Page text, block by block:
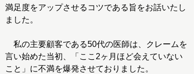
満足度をアップさせるコツである旨をお話いたし
ました。
私の主要顧客である50代の医師は、クレームを
言い始めた当初、「ここ2ヶ月ほど会えていない
こと」に不満を爆発させておりました。